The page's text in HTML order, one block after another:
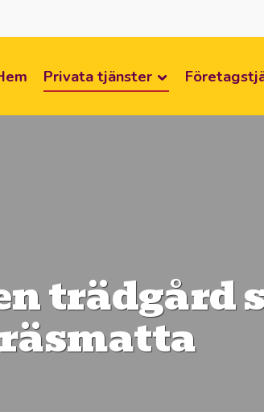
Privata tjänster
trädgård